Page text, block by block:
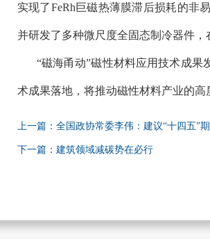
实现了FeRh巨磁热薄膜滞后损耗的非
并研发了多种微尺度全固态制冷器件
“磁海甬动”磁性材料应用技术成
术成果落地，将推动磁性材料产业的高
上一篇：全国政协常委李伟：建议“十四五”
下一篇：建筑领域减碳势在必行